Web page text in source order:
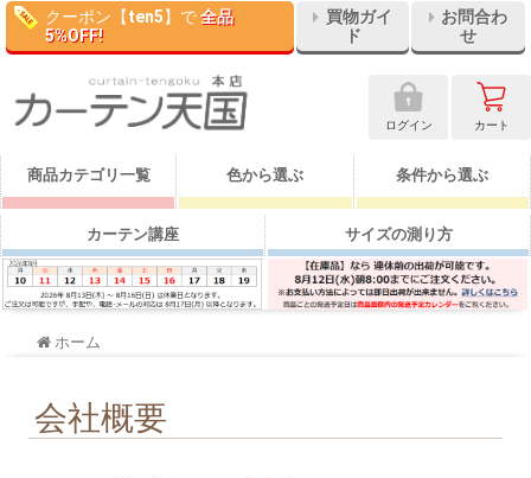
クーポン【ten5】で全品
5%OFF!
買物ガイ
ド
お問合わ
せ
ログイン カート
商品カテゴリ一覧 色から選ぶ 条件から選ぶ
カーテン講座 サイズの測り方
ホーム
会社概要